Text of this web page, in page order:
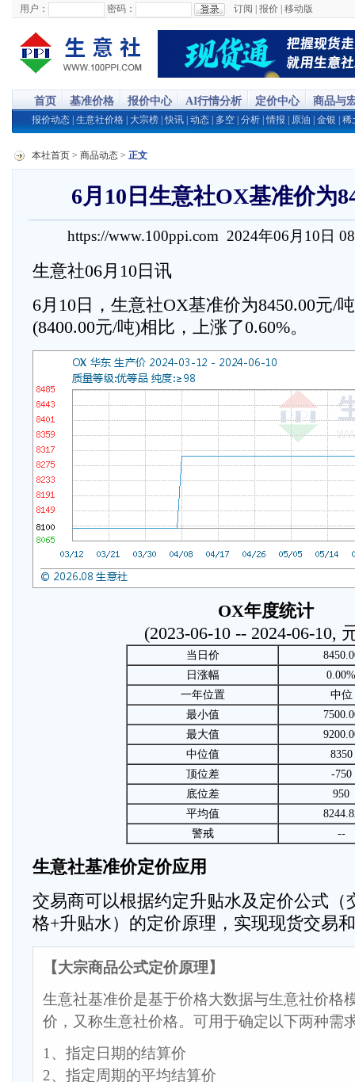
用户： 密码： 订阅 报价 移动版
首页 基准价格 报价中心 AI行情分析 定价中心 商品与
报价动态 生意社价格 大宗榜 |快讯 动态 多空 分析 |情报 原油 金银 稀
本社首页 > 商品动态 > 正文
6月10日生意社OX基准价为
https://www.100ppi.com 2024年06月10日
生意社06月10日讯
6月10日，生意社OX基准价为8450.00元/
(8400.00元/吨)相比，上涨了0.60%。
OX年度统计
(2023-06-10 -- 2024-06-10,
当日价
日涨幅
0.00%
一年位置
中位
最小值
最大值
中位值
8350
顶位差
-750
底位差
950
平均值
警戒
--
生意社基准价定价应用
交易商可以根据约定升贴水及定价公式（
格+升贴水）的定价原理，实现现货交易
【大宗商品公式定价原理】
生意社基准价是基于价格大数据与生意社价格
价，又称生意社价格。可用于确定以下两种需
1、指定日期的结算价
2、指定周期的平均结算价